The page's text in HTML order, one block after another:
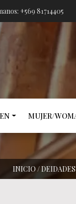
+569 81714405
MUJER/
INICIO /